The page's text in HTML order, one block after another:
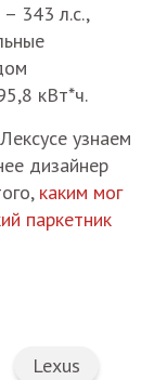
343 л.с.,
кВт*ч.
узнаем
дизайнер
каким мог
паркетник
Lexus